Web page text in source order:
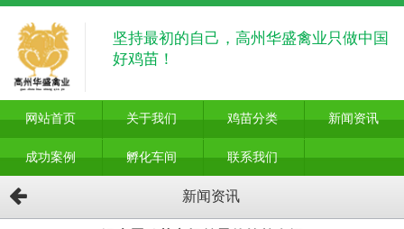
坚持最初的自己，高州华盛禽业只做中国
好鸡苗！
网站首页 关于我们 鸡苗分类 新闻资讯
成功案例 孵化车间 联系我们
新闻资讯